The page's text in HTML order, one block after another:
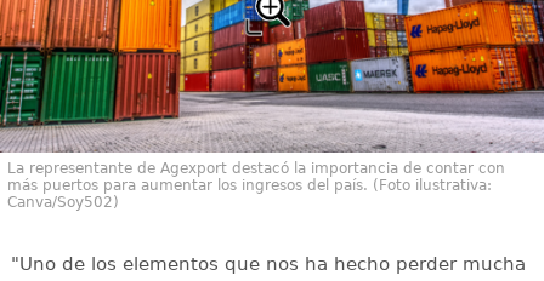
La representante de Agexport destacó la importancia de contar con
más puertos para aumentar los ingresos del país. (Foto ilustrativa:
Canva/Soy502)
"Uno de los elementos que nos ha hecho perder mucha